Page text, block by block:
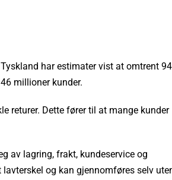
har estimater vist at omtrent
millioner kunder.
returer. Dette fører til at mange kunder
av lagring, frakt, kundeservice og
og kan gjennomføres selv